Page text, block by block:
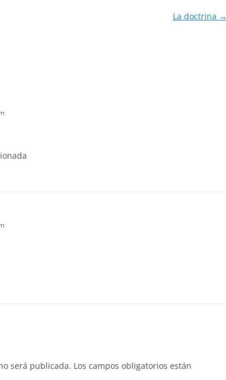
La doctrina →
será publicada. Los campos obligatorios están